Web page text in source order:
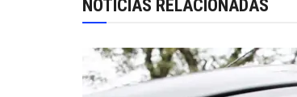
NOTÍCIAS RELACIONADAS